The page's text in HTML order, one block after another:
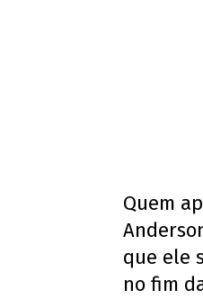
Quem
que ele
no fim